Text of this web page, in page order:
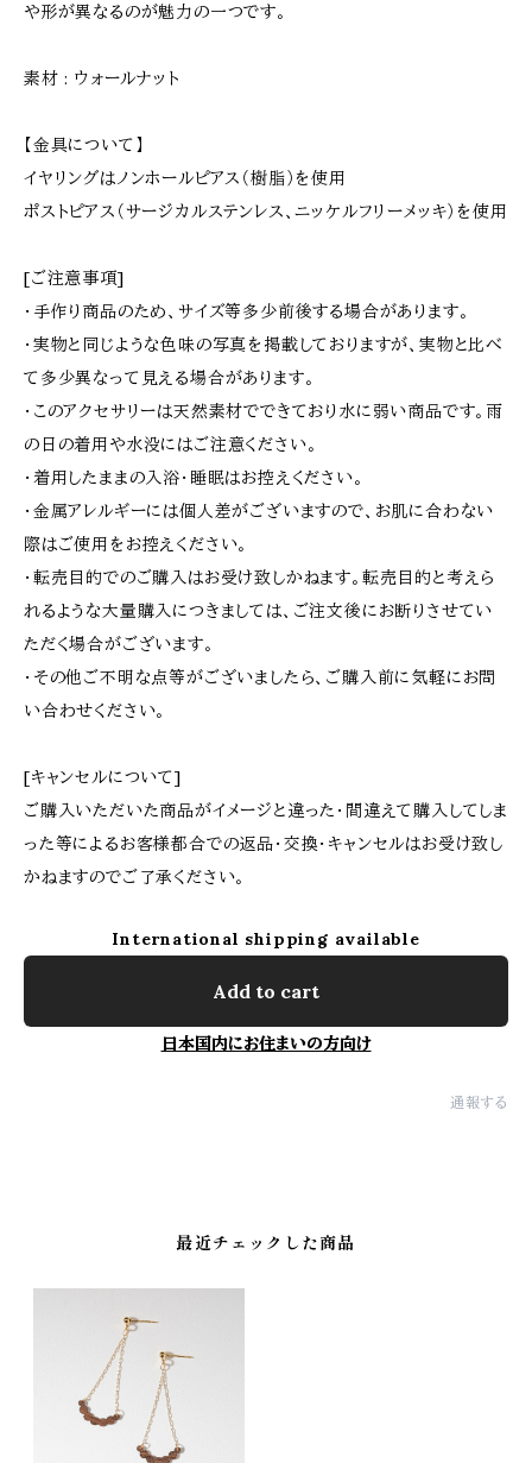
や形が異なるのが魅力の一つです。
素材 : ウォールナット
【金具について】
イヤリングはノンホールピアス（樹脂）を使用
ポストピアス（サージカルステンレス、ニッケルフリーメッキ）を使用
[ご注意事項]
・手作り商品のため、サイズ等多少前後する場合があります。
・実物と同じような色味の写真を掲載しておりますが、実物と比べ
て多少異なって見える場合があります。
・このアクセサリーは天然素材でできており水に弱い商品です。雨
の日の着用や水没にはご注意ください。
・着用したままの入浴・睡眠はお控えください。
・金属アレルギーには個人差がございますので、お肌に合わない
際はご使用をお控えください。
・転売目的でのご購入はお受け致しかねます。転売目的と考えら
れるような大量購入につきましては、ご注文後にお断りさせてい
ただく場合がございます。
・その他ご不明な点等がございましたら、ご購入前に気軽にお問
い合わせください。
[キャンセルについて]
ご購入いただいた商品がイメージと違った・間違えて購入してしま
った等によるお客様都合での返品・交換・キャンセルはお受け致し
かねますのでご了承ください。
International shipping available
Add to cart
日本国内にお住まいの方向け
通報する
最近チェックした商品